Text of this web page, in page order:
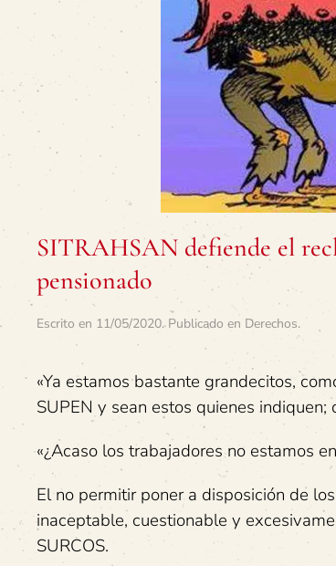
SITRAHSAN defiende el
pensionado
Escrito en 11/05/2020. Publicado en Derechos.
«Ya estamos bastante grandecitos,
SUPEN y sean estos quienes
«¿Acaso los trabajadores no estamos
El no permitir poner a disposición de
inaceptable, cuestionable y
SURCOS.